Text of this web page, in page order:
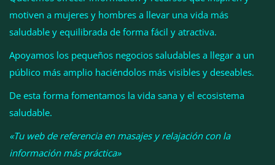
El entrenamiento femenino cambia de objetivo: la
fuerza y la salud ganan terreno a la clásica
motiven a mujeres y hombres a llevar una vida más
saludable y equilibrada de forma fácil y atractiva.
Apoyamos los pequeños negocios saludables a llegar a un
público más amplio haciéndolos más visibles y deseables.
De esta forma fomentamos la vida sana y el ecosistema
saludable.
«Tu web de referencia en masajes y relajación con la
información más práctica»